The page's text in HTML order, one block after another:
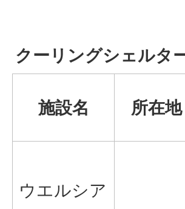
クーリングシェルタ
施設名 所在地
ウエルシア